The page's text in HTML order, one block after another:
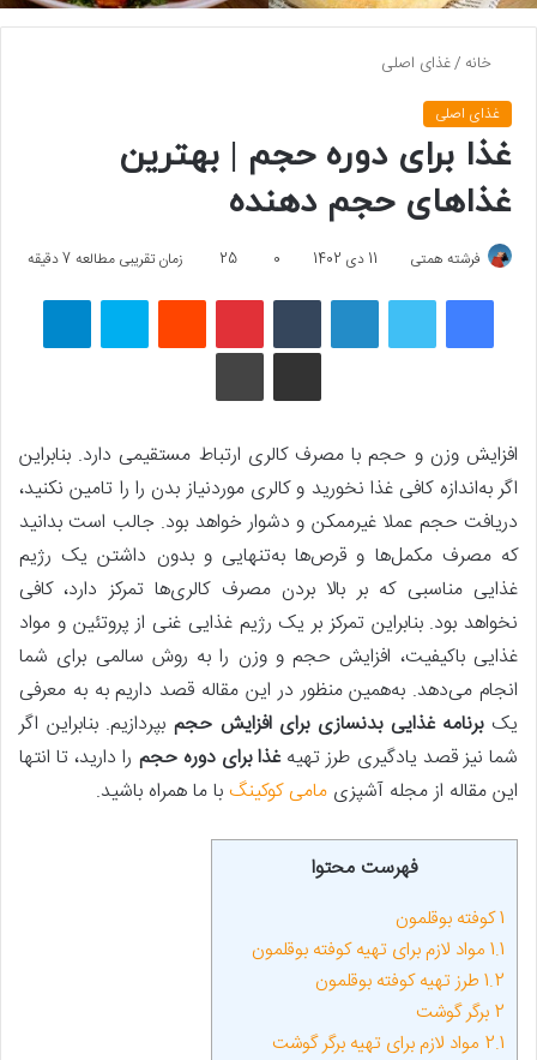
خانه /غذای اصلی
غذای اصلی
غذا برای دوره حجم | بهترین
غذاهای حجم دهنده
فرشته همتی 11 دی 1402 0
25 زمان تقریبی مطالعه 7 دقیقه
فیسبوک لینکداین پینتریست اسکایپ
چاپ
افزایش وزن و حجم با مصرف کالری ارتباط مستقیمی دارد. بنابراین
اگر به‌اندازه کافی غذا نخورید و کالری موردنیاز بدن را را تامین نکنید،
دریافت حجم عملا غیرممکن و دشوار خواهد بود. جالب است بدانید
که مصرف مکمل‌ها و قرص‌ها به‌تنهایی و بدون داشتن یک رژیم
غذایی مناسبی که بر بالا بردن مصرف کالری‌ها تمرکز دارد، کافی
نخواهد بود. بنابراین تمرکز بر یک رژیم غذایی غنی از پروتئین و مواد
غذایی باکیفیت، افزایش حجم و وزن را به روش سالمی برای شما
انجام می‌دهد. به‌همین منظور در این مقاله قصد داریم به به معرفی
یکبرنامه غذایی بدنسازی برای افزایش حجم بپردازیم. بنابراین اگر
شما نیز قصد یادگیری طرز تهیهغذا برای دوره حجم را دارید، تا انتها
این مقاله از مجله آشپزی مامی کوکینگبا ما همراه باشید.
فهرست محتوا
1کوفته بوقلمون
1.1 مواد لازم برای تهیه کوفته بوقلمون
1.2 طرز تهیه کوفته بوقلمون
2 برگر گوشت
2.1 مواد لازم برای تهیه برگر گوشت